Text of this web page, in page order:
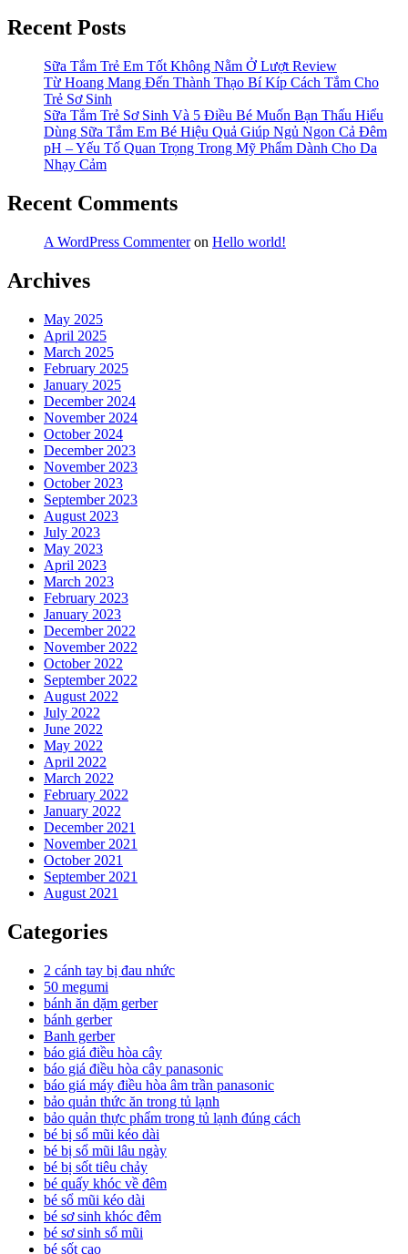
Recent Posts
Sữa Tắm Trẻ Em Tốt Không Nằm Ở Lượt Review
Từ Hoang Mang Đến Thành Thạo Bí Kíp Cách Tắm Cho
Trẻ Sơ Sinh
Sữa Tắm Trẻ Sơ Sinh Và 5 Điều Bé Muốn Bạn Thấu Hiểu
Dùng Sữa Tắm Em Bé Hiệu Quả Giúp Ngủ Ngon Cả Đêm
pH – Yếu Tố Quan Trọng Trong Mỹ Phẩm Dành Cho Da
Nhạy Cảm
Recent Comments
A WordPress Commenteron Hello world!
Archives
May 2025
April 2025
March 2025
February 2025
January 2025
December 2024
November 2024
October 2024
December 2023
November 2023
October 2023
September 2023
August 2023
July 2023
May 2023
April 2023
March 2023
February 2023
January 2023
December 2022
November 2022
October 2022
September 2022
August 2022
July 2022
June 2022
May 2022
April 2022
March 2022
February 2022
January 2022
December 2021
November 2021
October 2021
September 2021
August 2021
Categories
2 cánh tay bị đau nhức
50 megumi
bánh ăn dặm gerber
bánh gerber
Banh gerber
báo giá điều hòa cây
báo giá điều hòa cây panasonic
báo giá máy điều hòa âm trần panasonic
bảo quản thức ăn trong tủ lạnh
bảo quản thực phẩm trong tủ lạnh đúng cách
bé bị sổ mũi kéo dài
bé bị sổ mũi lâu ngày
bé bị sốt tiêu chảy
bé quấy khóc về đêm
bé sổ mũi kéo dài
bé sơ sinh khóc đêm
bé sơ sinh sổ mũi
bé sốt cao